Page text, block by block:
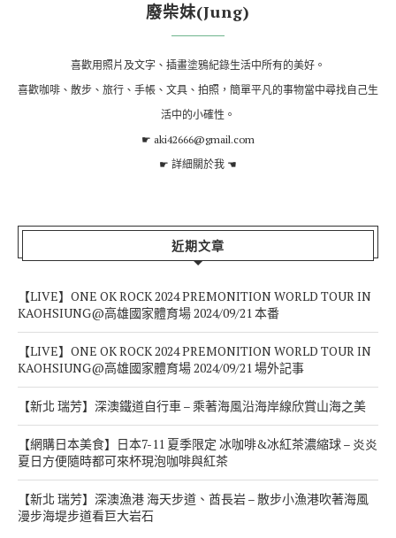
廢柴妹(Jung)
喜歡用照片及文字、插畫塗鴉紀錄生活中所有的美好。
喜歡咖啡、散步、旅行、手帳、文具、拍照，簡單平凡的事物當中尋找自己生
活中的小確性。
☛ aki42666@gmail.com
☛ 詳細關於我 ☚
近期文章
【LIVE】ONE OK ROCK 2024 PREMONITION WORLD TOUR IN
KAOHSIUNG@高雄國家體育場 2024/09/21 本番
【LIVE】ONE OK ROCK 2024 PREMONITION WORLD TOUR IN
KAOHSIUNG@高雄國家體育場 2024/09/21 場外記事
【新北 瑞芳】深澳鐵道自行車 – 乘著海風沿海岸線欣賞山海之美
【網購日本美食】日本7-11 夏季限定 冰咖啡&冰紅茶濃縮球 – 炎炎
夏日方便隨時都可來杯現泡咖啡與紅茶
【新北 瑞芳】深澳漁港 海天步道、酋長岩 – 散步小漁港吹著海風
漫步海堤步道看巨大岩石